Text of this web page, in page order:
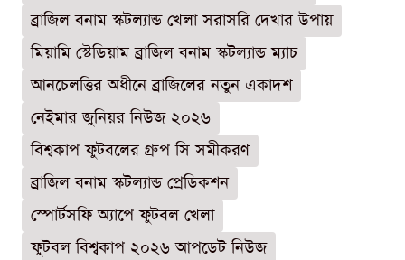
ব্রাজিল বনাম স্কটল্যান্ড খেলা সরাসরি দেখার উপায়
মিয়ামি স্টেডিয়াম ব্রাজিল বনাম স্কটল্যান্ড ম্যাচ
আনচেলত্তির অধীনে ব্রাজিলের নতুন একাদশ
নেইমার জুনিয়র নিউজ ২০২৬
বিশ্বকাপ ফুটবলের গ্রুপ সি সমীকরণ
ব্রাজিল বনাম স্কটল্যান্ড প্রেডিকশন
স্পোর্টসফি অ্যাপে ফুটবল খেলা
ফুটবল বিশ্বকাপ ২০২৬ আপডেট নিউজ